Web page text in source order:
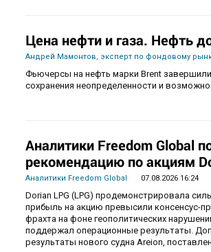
Цена нефти и газа. Нефть
Андрей Мамонтов, эксперт по фондовому
Фьючерсы на нефть марки Brent
сохранения неопределенности и
Аналитики Freedom Global
рекомендацию по акциям
Аналитики Freedom Global 07.08.2026 16:24
Dorian LPG (LPG) продемонстрировала
прибыль на акцию превысили консенсус-
фрахта на фоне геополитических
поддержал операционные результаты.
результаты нового судна Areion,